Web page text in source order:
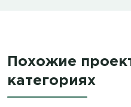
Похожие
категориях